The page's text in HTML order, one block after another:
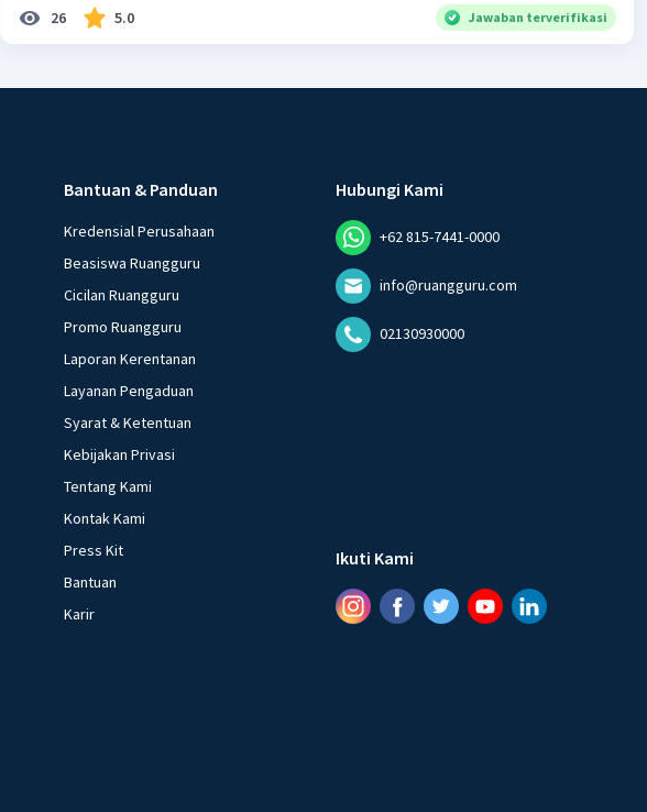
26 5.0 Jawaban terverifikasi
Bantuan & Panduan
Kredensial Perusahaan
Beasiswa Ruangguru
Cicilan Ruangguru
Promo Ruangguru
Laporan Kerentanan
Layanan Pengaduan
Syarat & Ketentuan
Kebijakan Privasi
Tentang Kami
Kontak Kami
Press Kit
Bantuan
Karir
Hubungi Kami
+62 815-7441-0000
info@ruangguru.com
02130930000
Ikuti Kami